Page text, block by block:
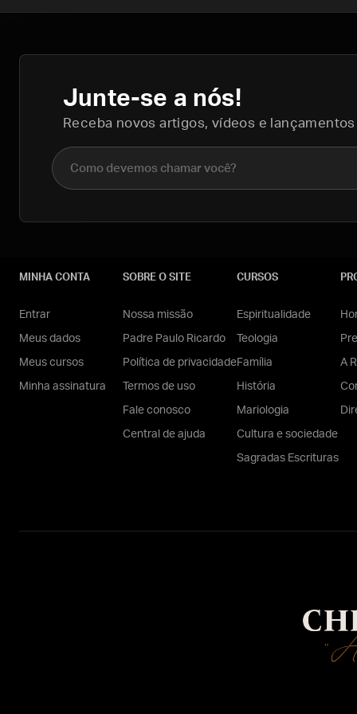
Junte-se a nós!
Receba novos artigos, vídeos e
Nome completo
MINHA CONTA
Entrar
Meus dados
Meus cursos
Minha assinatura
SOBRE O SITE
Nossa missão
Padre Paulo Ricardo
Política de privacidade
Termos de uso
Fale conosco
Central de ajuda
CURSOS
Espiritualidade
Teologia
Família
História
Mariologia
Cultura e sociedade
Sagradas Escrituras
A